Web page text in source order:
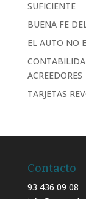
SUFICIENTE
BUENA FE
EL AUTO NO
ACREEDORES
TARJETAS
Contacto
93 436 09 08